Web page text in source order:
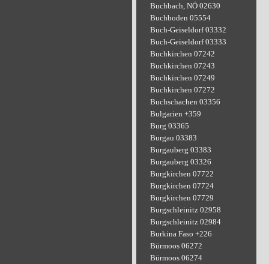
Buchbach, NÖ 02630
Buchboden 05554
Buch-Geiseldorf 03332
Buch-Geiseldorf 03333
Buchkirchen 07242
Buchkirchen 07243
Buchkirchen 07249
Buchkirchen 07272
Buchschachen 03356
Bulgarien +359
Burg 03365
Burgau 03383
Burgauberg 03383
Burgauberg 03326
Burgkirchen 07722
Burgkirchen 07724
Burgkirchen 07729
Burgschleinitz 02958
Burgschleinitz 02984
Burkina Faso +226
Bürmoos 06272
Bürmoos 06274